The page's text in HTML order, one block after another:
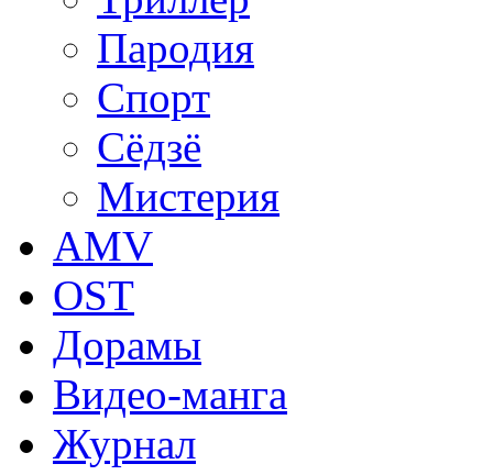
Пародия
Спорт
Сёдзё
Мистерия
AMV
OST
Дорамы
Видео-манга
Журнал